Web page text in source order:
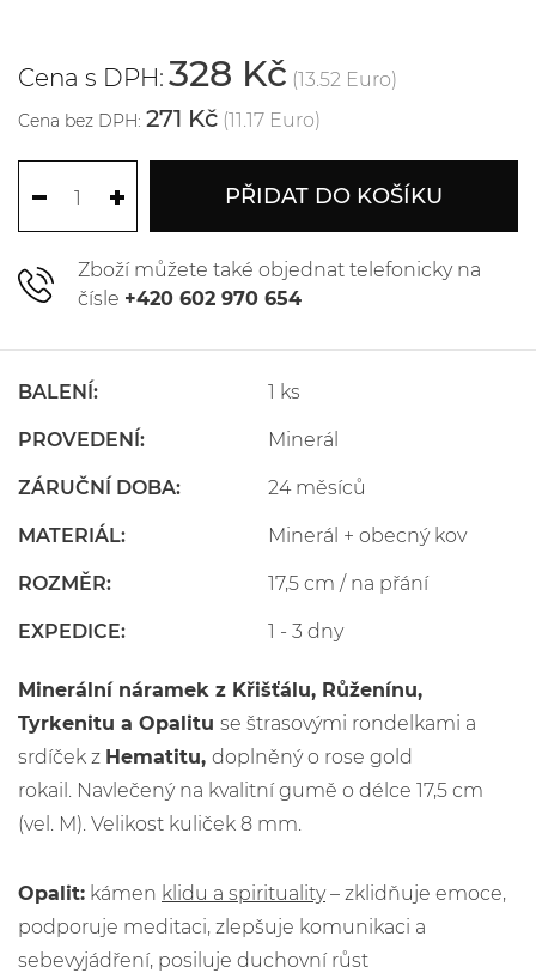
Cena s DPH: 328 Kč (13.52 Euro)
Cena bez DPH: 271 Kč (11.17 Euro)
PŘIDAT DO KOŠÍKU
Zboží můžete také objednat telefonicky na
čísle +420 602 970 654
BALENÍ: 1 ks
PROVEDENÍ: Minerál
ZÁRUČNÍ DOBA: 24 měsíců
MATERIÁL: Minerál + obecný kov
ROZMĚR: 17,5 cm / na přání
EXPEDICE: 1 - 3 dny
Minerální náramek z Křišťálu, Růženínu,
Tyrkenitu a Opalitu se štrasovými rondelkami a
srdíček z Hematitu, doplněný o rose gold
rokail. Navlečený na kvalitní gumě o délce 17,5 cm
(vel. M). Velikost kuliček 8 mm.
Opalit: kámen klidu a spirituality– zklidňuje emoce,
podporuje meditaci, zlepšuje komunikaci a
sebevyjádření, posiluje duchovní růst